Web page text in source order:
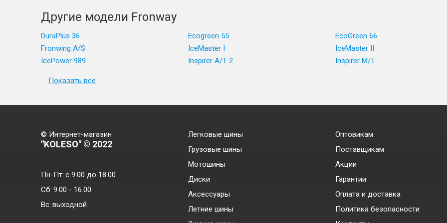
Другие модели Fronway
DuraPlus 36 Ecogreen 55 EcoGreen 66
Fronwing A/S
IceMaster I IceMaster II
IcePower 989
Inspirer A/T 2 Inspirer M/T
Показать все
© Интернет-магазин
"KOLESO" © 2022
Пн-Пт:с 9.00 до 18.00
Сб: 9.00 - 16.00
Bc: выходной
Легковые шины
Грузовые шины
Мотошины
Диски
Аксессуары
Летние шины
Оптовикам
Поставщикам
Акции
Гарантии
Оплата и доставка
Политика безопасности